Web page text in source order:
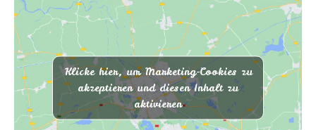
Klicke hier, um Marketing-Cookies zu
akzeptieren und diesen Inhalt zu
aktivieren